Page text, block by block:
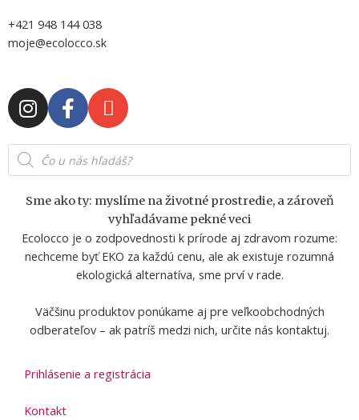
+421 948 144 038
moje@ecolocco.sk
I
n
s
t
a
g
a
m
F
a
c
e
b
o
k
-
E
n
v
e
l
o
p
e
Products
search
Sme ako ty: myslíme na životné prostredie, a zároveň
vyhľadávame pekné veci
Ecolocco je o zodpovednosti k prírode aj zdravom rozume:
nechceme byť EKO za každú cenu, ale ak existuje rozumná
ekologická alternatíva, sme prví v rade.
Väčšinu produktov ponúkame aj pre veľkoobchodných
odberateľov – ak patríš medzi nich, určite nás kontaktuj.
Prihlásenie a registrácia
Kontakt